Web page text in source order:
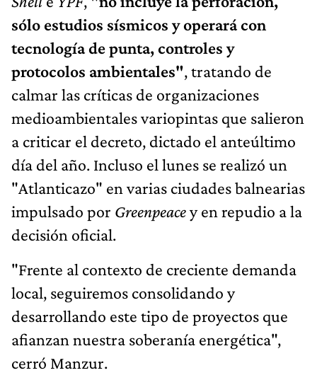
sólo estudios sísmicos y operará con
tecnología de punta, controles y
protocolos ambientales", tratando de
calmar las críticas de organizaciones
medioambientales variopintas que salieron
a criticar el decreto, dictado el anteúltimo
día del año. Incluso el lunes se realizó un
"Atlanticazo" en varias ciudades balnearias
impulsado por Greenpeacey en repudio a la
decisión oficial.
"Frente al contexto de creciente demanda
local, seguiremos consolidando y
desarrollando este tipo de proyectos que
afianzan nuestra soberanía energética",
cerró Manzur.